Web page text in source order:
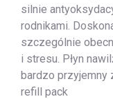
silnie
rodnikami.
szczególnie
i stresu. Płyn
bardzo przyjemny
refill pack